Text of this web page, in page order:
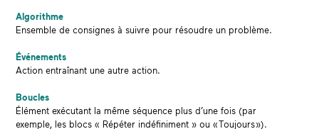
Algorithme
Ensemble de consignes à suivre pour résoudre un problème.
Événements
Action entraînant une autre action.
Boucles
Élément exécutant la même séquence plus d’une fois (par
exemple, les blocs « Répéter indéfiniment » ou « Toujours »).